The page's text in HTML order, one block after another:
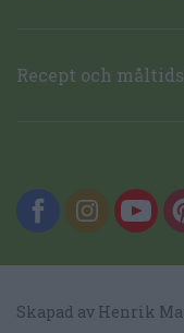
Recept och
Skapad av Henrik